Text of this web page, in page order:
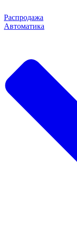
Распродажа
Автоматика